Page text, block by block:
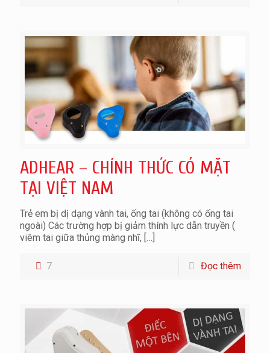
ADHEAR – CHÍNH THỨC CÓ MẶT
TẠI VIỆT NAM
Trẻ em bị dị dạng vành tai, ống tai (không có ống tai
ngoài) Các trường hợp bị giảm thính lực dẫn truyền (
viêm tai giữa thủng màng nhĩ, […]
7 Đọc thêm